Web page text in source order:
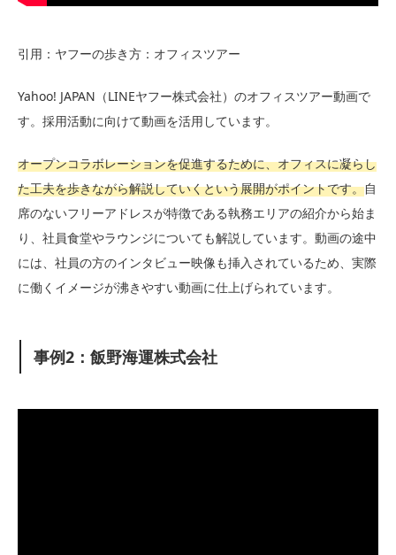
引用：ヤフーの歩き方：オフィスツアー
Yahoo! JAPAN（LINEヤフー株式会社）のオフィスツアー動画で
す。採用活動に向けて動画を活用しています。
オープンコラボレーションを促進するために、オフィスに凝らし
た工夫を歩きながら解説していくという展開がポイントです。自
席のないフリーアドレスが特徴である執務エリアの紹介から始ま
り、社員食堂やラウンジについても解説しています。動画の途中
には、社員の方のインタビュー映像も挿入されているため、実際
に働くイメージが沸きやすい動画に仕上げられています。
事例2：飯野海運株式会社